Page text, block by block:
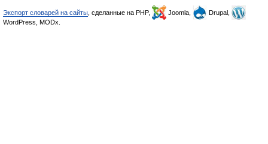
Экспорт словарей на сайты , сделанные на PHP, Joomla,
Drupal,
WordPress, MODx.